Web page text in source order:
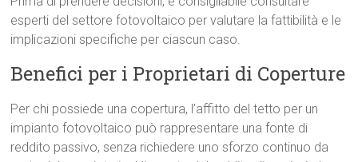
esperti del settore fotovoltaico per valutare la fattibilità e le
implicazioni specifiche per ciascun caso.
Benefici per i Proprietari di Coperture
Per chi possiede una copertura, l’affitto del tetto per un
impianto fotovoltaico può rappresentare una fonte di
reddito passivo, senza richiedere uno sforzo continuo da